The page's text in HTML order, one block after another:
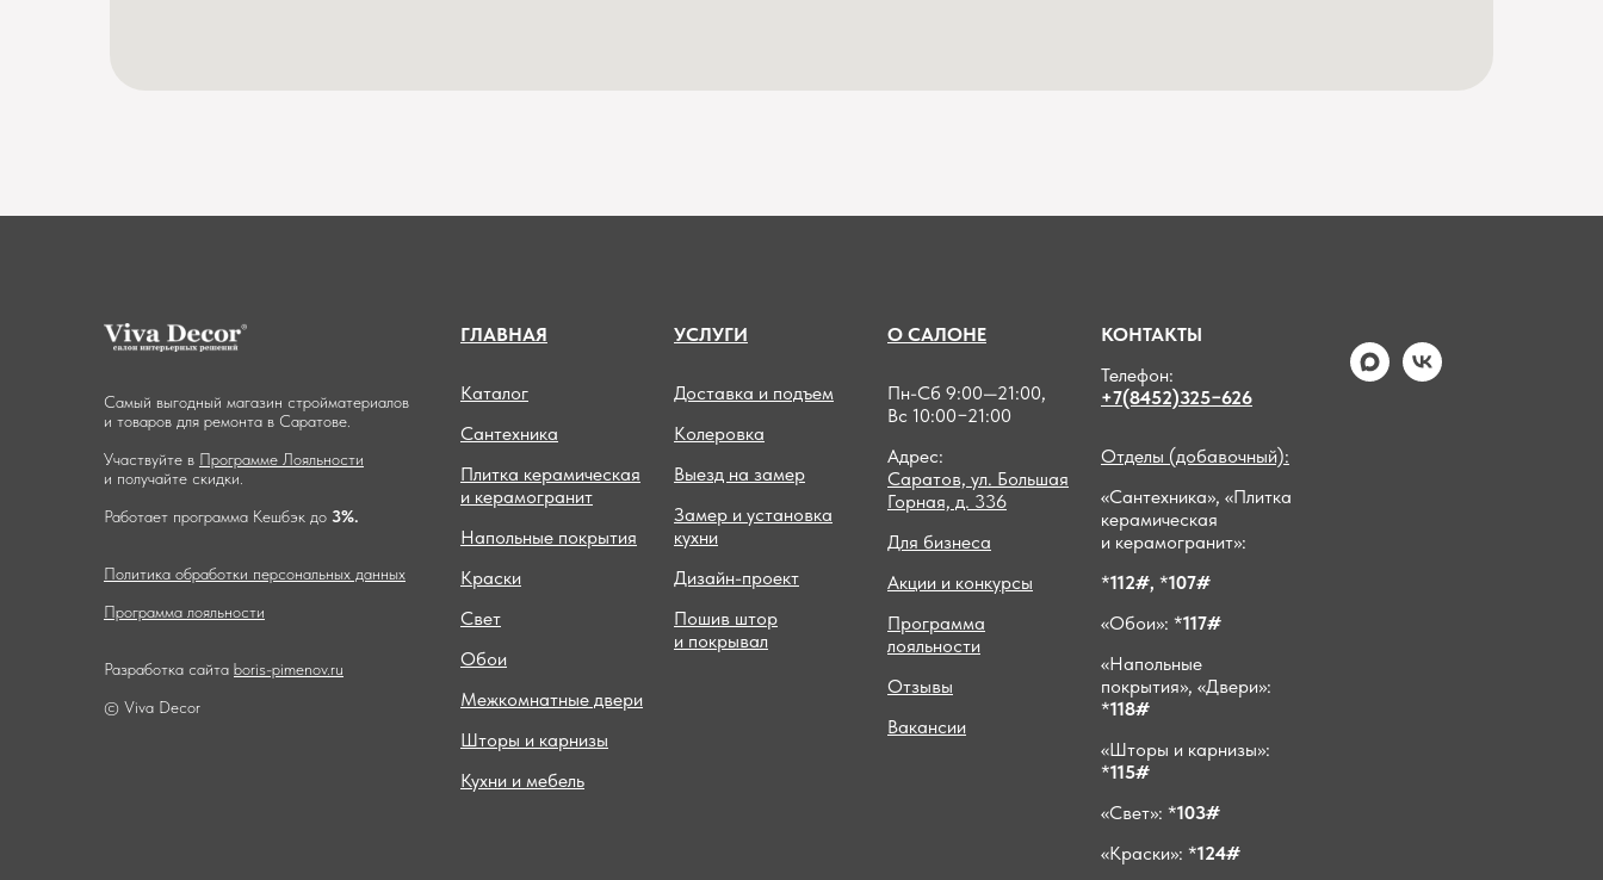
Самый выгодный магазин стройматериалов
и товаров для ремонта в Саратове.
Участвуйте в Программе Лояльности
и получайте скидки.
Работает программа Кешбэк до 3%.
Политика обработки персональных данных
Программа лояльности
Разработка сайта boris-pimenov.ru
© Viva Decor
ГЛАВНАЯ
Каталог
Сантехника
Плитка керамическая
и керамогранит
Напольные покрытия
Краски
Свет
Обои
Межкомнатные двери
Шторы и карнизы
Кухни и мебель
УСЛУГИ
Доставка и подъем
Колеровка
Выезд на замер
Замер и установка
кухни
Дизайн-проект
Пошив штор
и покрывал
О САЛОНЕ
Пн-Сб 9:00—21:00,
Вс 10:00−21:00
Адрес:
Саратов, ул. Большая
Горная, д. 336
Для бизнеса
Акции и конкурсы
Программа
лояльности
Отзывы
Вакансии
КОНТАКТЫ
Телефон:
+7(8452)325−626
Отделы (добавочный):
«Сантехника», «Плитка
керамическая
и керамогранит»:
*112#, *107#
«Обои»: *117#
«Напольные
покрытия», «Двери»:
*118#
«Шторы и карнизы»:
*115#
«Свет»: *103#
«Краски»: *124#